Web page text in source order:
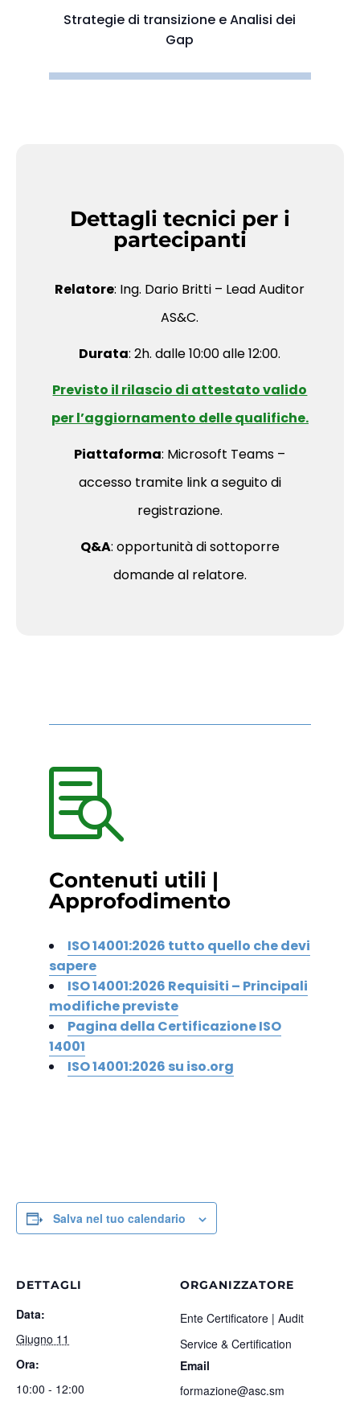
Strategie di transizione e Analisi dei
Gap
Dettagli tecnici per i
partecipanti
Relatore: Ing. Dario Britti – Lead Auditor
AS&C.
Durata: 2h. dalle 10:00 alle 12:00.
Previsto il rilascio di attestato valido
per l’aggiornamento delle qualifiche.
Piattaforma: Microsoft Teams –
accesso tramite link a seguito di
registrazione.
Q&A: opportunità di sottoporre
domande al relatore.

Contenuti utili |
Approfodimento
ISO 14001:2026 tutto quello che devi
sapere
ISO 14001:2026 Requisiti – Principali
modifiche previste
Pagina della Certificazione ISO
14001
ISO 14001:2026 su iso.org
Salva nel tuo calendario
DETTAGLI
Data:
Giugno 11
Ora:
10:00 - 12:00
ORGANIZZATORE
Ente Certificatore | Audit
Service & Certification
Email
formazione@asc.sm